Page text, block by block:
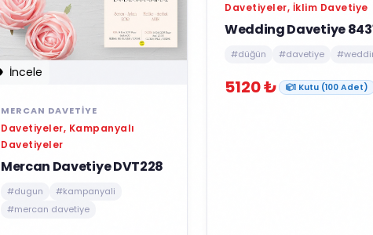
İncele
MERCAN DAVETIYE
Davetiyeler, Kampanyalı
Davetiyeler
Mercan Davetiye DVT228
#dugun
#kampanyali
#mercan davetiye
Davetiyeler, İklim Davetiye
Wedding Davetiye
#düğün #davetiye
5120 ₺ 1 Kutu (100 Adet)